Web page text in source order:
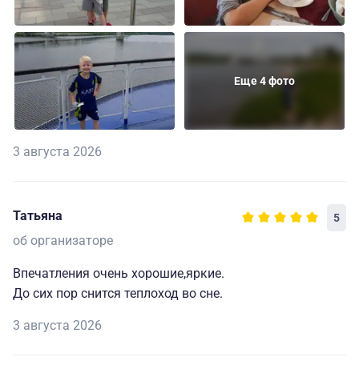
Еще 4 фото
3 августа 2026
Татьяна 5
об организаторе
Впечатления очень хорошие,яркие.
До сих пор снится теплоход во сне.
3 августа 2026